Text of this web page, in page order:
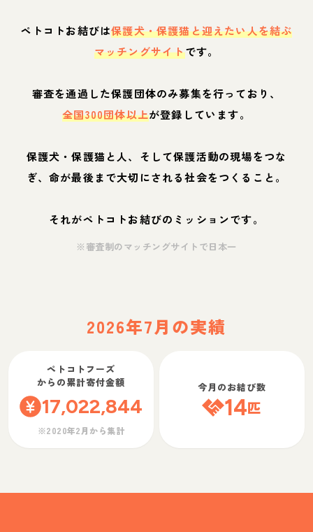
ペトコトお結びは保護犬・保護猫と迎えたい人を結ぶ
マッチングサイトです。
審査を通過した保護団体のみ募集を行っており、
全国300団体以上が登録しています。
保護犬・保護猫と人、そして保護活動の現場をつな
ぎ、命が最後まで大切にされる社会をつくること。
それがペトコトお結びのミッションです。
※審査制のマッチングサイトで日本一
2026年7月の実績
ペトコトフーズ
からの累計寄付金額
17,022,844
※2020年2月から集計
今月のお結び数
14匹